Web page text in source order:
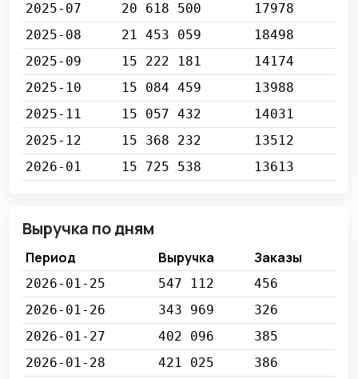
2025-07
20 618 500
17978
2025-08
21 453 059
18498
2025-09
15 222 181
14174
2025-10
15 084 459
13988
2025-11
15 057 432
14031
2025-12
15 368 232
13512
2026-01
15 725 538 13613
Выручка по дням
Период Выручка Заказы
2026-01-25 547 112
456
2026-01-26
343 969
326
2026-01-27
402 096
385
2026-01-28
421 025
386